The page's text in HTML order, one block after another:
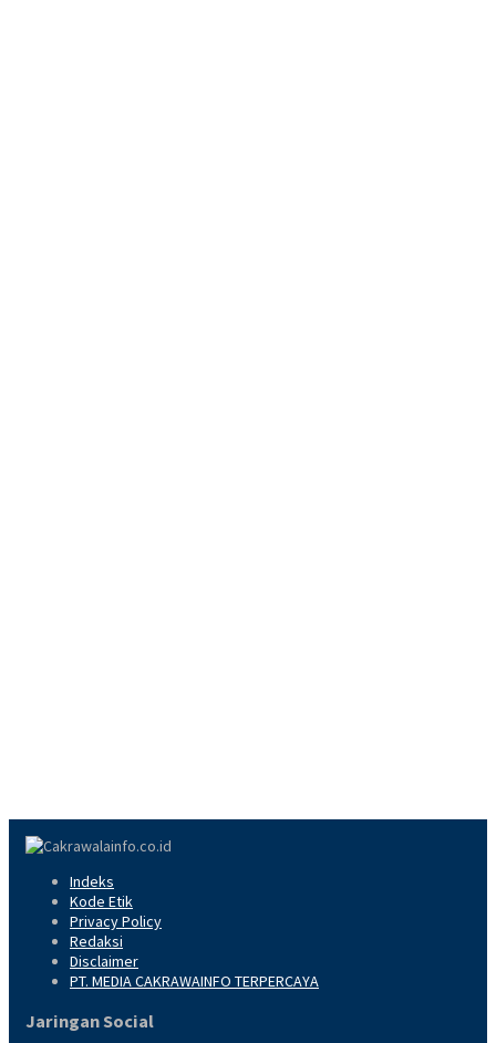
Indeks
Kode Etik
Privacy Policy
Redaksi
Disclaimer
PT. MEDIA CAKRAWAINFO TERPERCAYA
Jaringan Social